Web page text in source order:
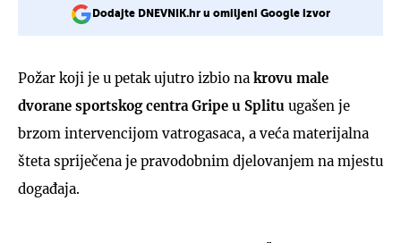
Dodajte DNEVNIK.hr u omiljeni Google izvor
Požar koji je u petak ujutro izbio na krovu male
dvorane sportskog centra Gripe u Splitu ugašen je
brzom intervencijom vatrogasaca, a veća materijalna
šteta spriječena je pravodobnim djelovanjem na mjestu
događaja.